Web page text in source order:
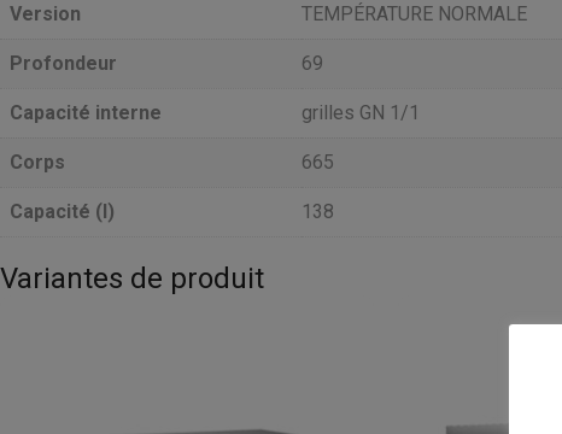
Version TEMPÉRATURE NORMALE
Profondeur 69
Capacité interne grilles GN 1/1
Corps 665
Capacité (l) 138
Variantes de produit